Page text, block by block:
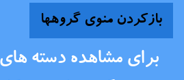
بازکردن منوی گروهها
برای مشاهده دسته